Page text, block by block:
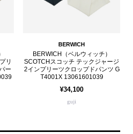
リ
ー
BERWICH
BERWICH（ベルウィッチ）
SCOTCHスコッチ テックジャージ
2インプリーツクロップドパンツ G
T4001X 13061601039
¥34,100
guji